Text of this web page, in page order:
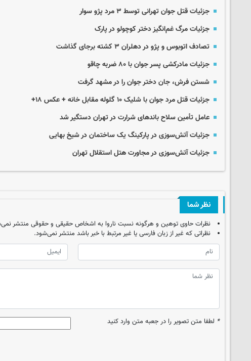
جزئیات قتل جوان تهرانی توسط ۳ مرد پژو سوار
جزئیات مرگ غم‌انگیز دختر کوچولو در پارک
تصادف اتوبوس و پژو در دهلران ۳ کشته برجای گذاشت
جزئیات مادرکشی پسر جوان با ۸۰ ضربه چاقو
شستن فرش، جان دختر جوان را در مشهد گرفت
جزئیات قتل مرد جوان با شلیک ۱۰ گلوله مقابل خانه + عکس ۱۸+
عامل تأمین سلاح باندهای شرارت در تهران دستگیر شد
جزئیات آتش‌سوزی در پارکینگ یک ساختمان در شیخ بهایی
جزئیات آتش‌سوزی در مجاورت هتل استقلال تهران
نظر شما
نظرات حاوی توهین و هرگونه نسبت ناروا به اشخاص حقیقی و حقوقی منتشر
نظراتی که غیر از زبان فارسی یا غیر مرتبط با خبر باشد منتشر نمی‌شود.
* لطفا متن تصویر را در جعبه متن وارد کنید